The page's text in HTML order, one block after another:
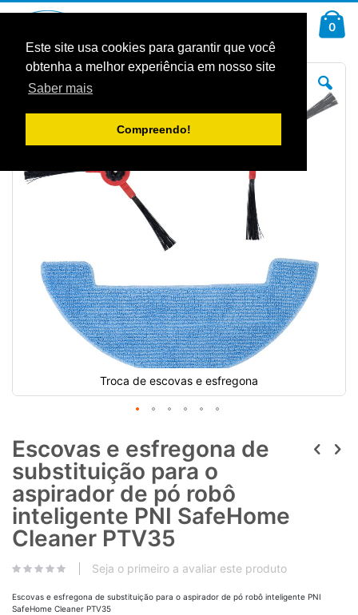
Este site usa cookies para garantir que você
obtenha a melhor experiência em nosso site
Saber mais
Compreendo!
Conteúdo
0
Saltar
Troca de escovas e esfregona
Escovas e esfregona de
substituição para o
aspirador de pó robô
inteligente PNI SafeHome
Cleaner PTV35
Seja o primeiro a avaliar este produto
Escovas e esfregona de substituição para o aspirador de pó robô inteligente PNI
SafeHome Cleaner PTV35